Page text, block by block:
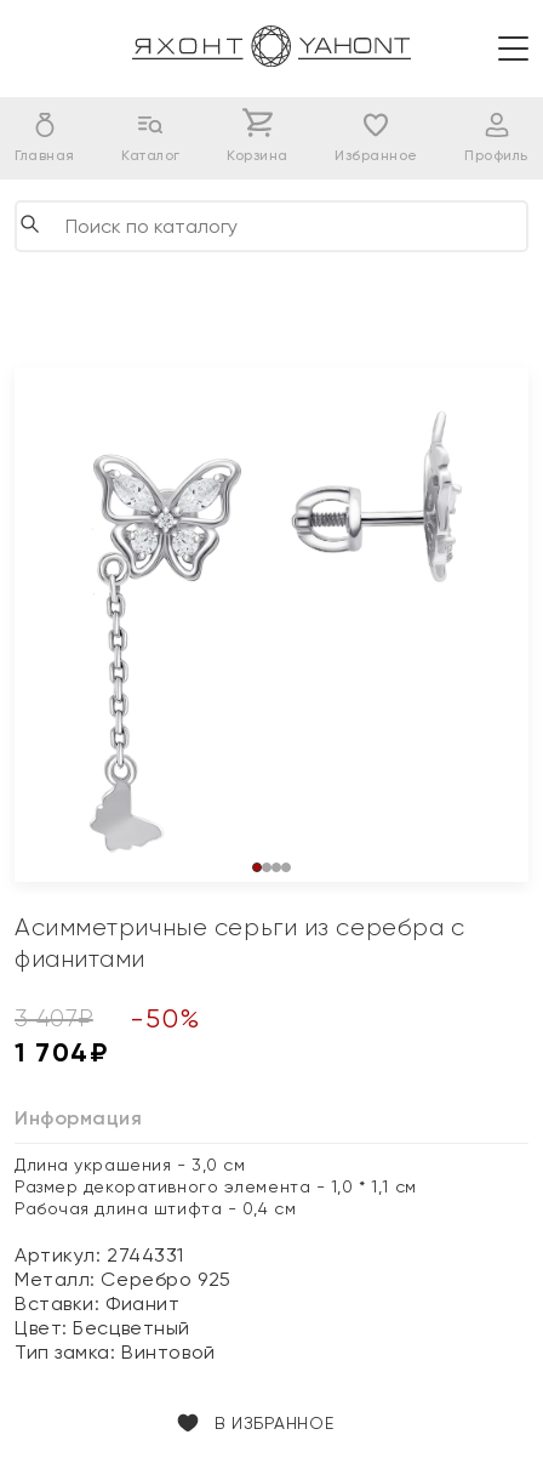
Главная Каталог Корзина Избранное Профиль
Асимметричные серьги из серебра с
фианитами
3 407₽ -50%
1 704₽
Информация
Длина украшения - 3,0 см
Размер декоративного элемента - 1,0 * 1,1 см
Рабочая длина штифта - 0,4 см
Артикул: 2744331
Металл: Серебро 925
Вставки: Фианит
Цвет:Бесцветный
Тип замка:Винтовой
В ИЗБРАННОЕ